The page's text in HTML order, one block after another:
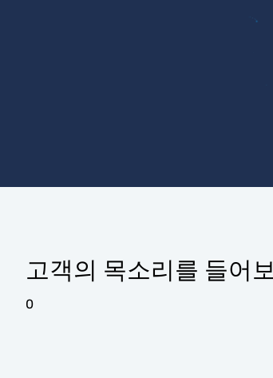
고객의 목소리를 들어
0